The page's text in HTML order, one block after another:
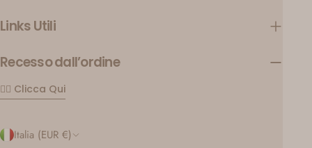
Links Utili
Recesso dall’ordine
👉🏼 Clicca Qui
P
Italia (EUR €)